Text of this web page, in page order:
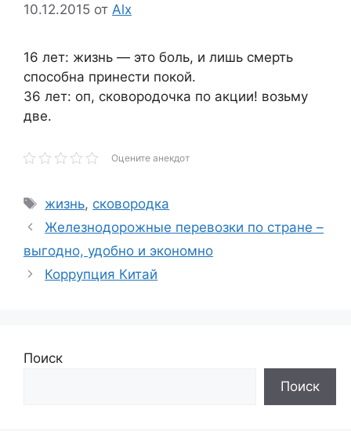
10.12.2015 от Alx
16 лет: жизнь — это боль, и лишь смерть
способна принести покой.
36 лет: оп, сковородочка по акции! возьму
две.
Оцените анекдот
Метки
жизнь, сковородка
Железнодорожные перевозки по стране –
выгодно, удобно и экономно
Коррупция Китай
Поиск
Поиск